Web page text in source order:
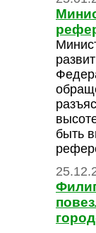
быть